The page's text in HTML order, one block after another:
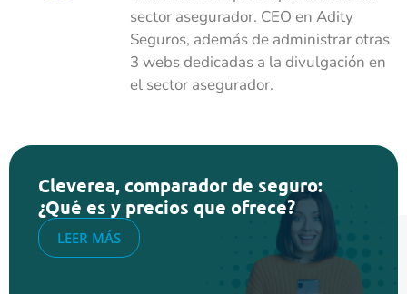
sector asegurador. CEO en Adity
Seguros, además de administrar otras
3 webs dedicadas a la divulgación en
el sector asegurador.
Cleverea, comparador de seguro:
¿Qué es y precios que ofrece?
LEER MÁS